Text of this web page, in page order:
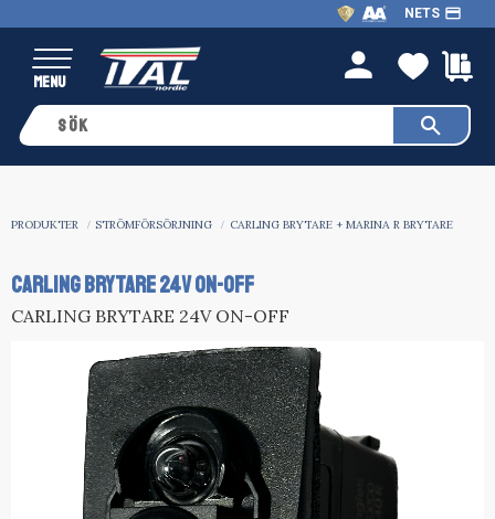
Meny
NETS payment
person
PRODUKTER STRÖMFÖRSÖRJNING CARLING BRYTARE + MARINA R BRYTARE
CARLING BRYTARE 24V ON-OFF
CARLING BRYTARE 24V ON-OFF